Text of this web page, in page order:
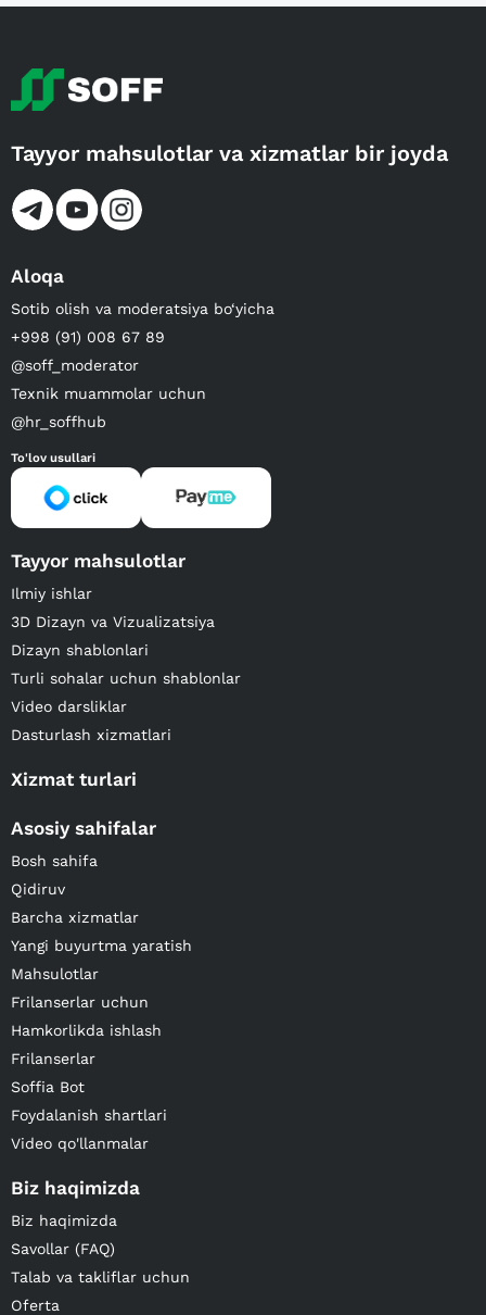
Tayyor mahsulotlar va xizmatlar bir joyda
Aloqa
Sotib olish va moderatsiya bo‘yicha
+998 (91) 008 67 89
@soff_moderator
Texnik muammolar uchun
@hr_soffhub
To'lov usullari
Tayyor mahsulotlar
Ilmiy ishlar
3D Dizayn va Vizualizatsiya
Dizayn shablonlari
Turli sohalar uchun shablonlar
Video darsliklar
Dasturlash xizmatlari
Xizmat turlari
Asosiy sahifalar
Bosh sahifa
Qidiruv
Barcha xizmatlar
Yangi buyurtma yaratish
Mahsulotlar
Frilanserlar uchun
Hamkorlikda ishlash
Frilanserlar
Soffia Bot
Foydalanish shartlari
Video qo'llanmalar
Biz haqimizda
Biz haqimizda
Savollar (FAQ)
Talab va takliflar uchun
Oferta